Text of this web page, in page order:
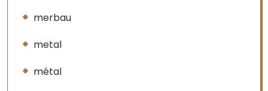
merbau
metal
métal